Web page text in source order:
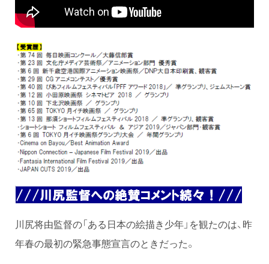
川尻将由監督の「ある日本の絵描き少年」を観たのは、昨
年春の最初の緊急事態宣言のときだった。